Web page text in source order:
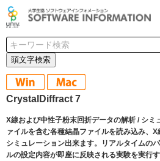
頭文字検索
CrystalDiffract 7
X線および中性子粉末回折データの解析 / シミ
ァイルを含む各種結晶ファイルを読み込み、
シミュレーション出来ます。リアルタイムの
ルの設定内容が即座に反映される実験を実行す